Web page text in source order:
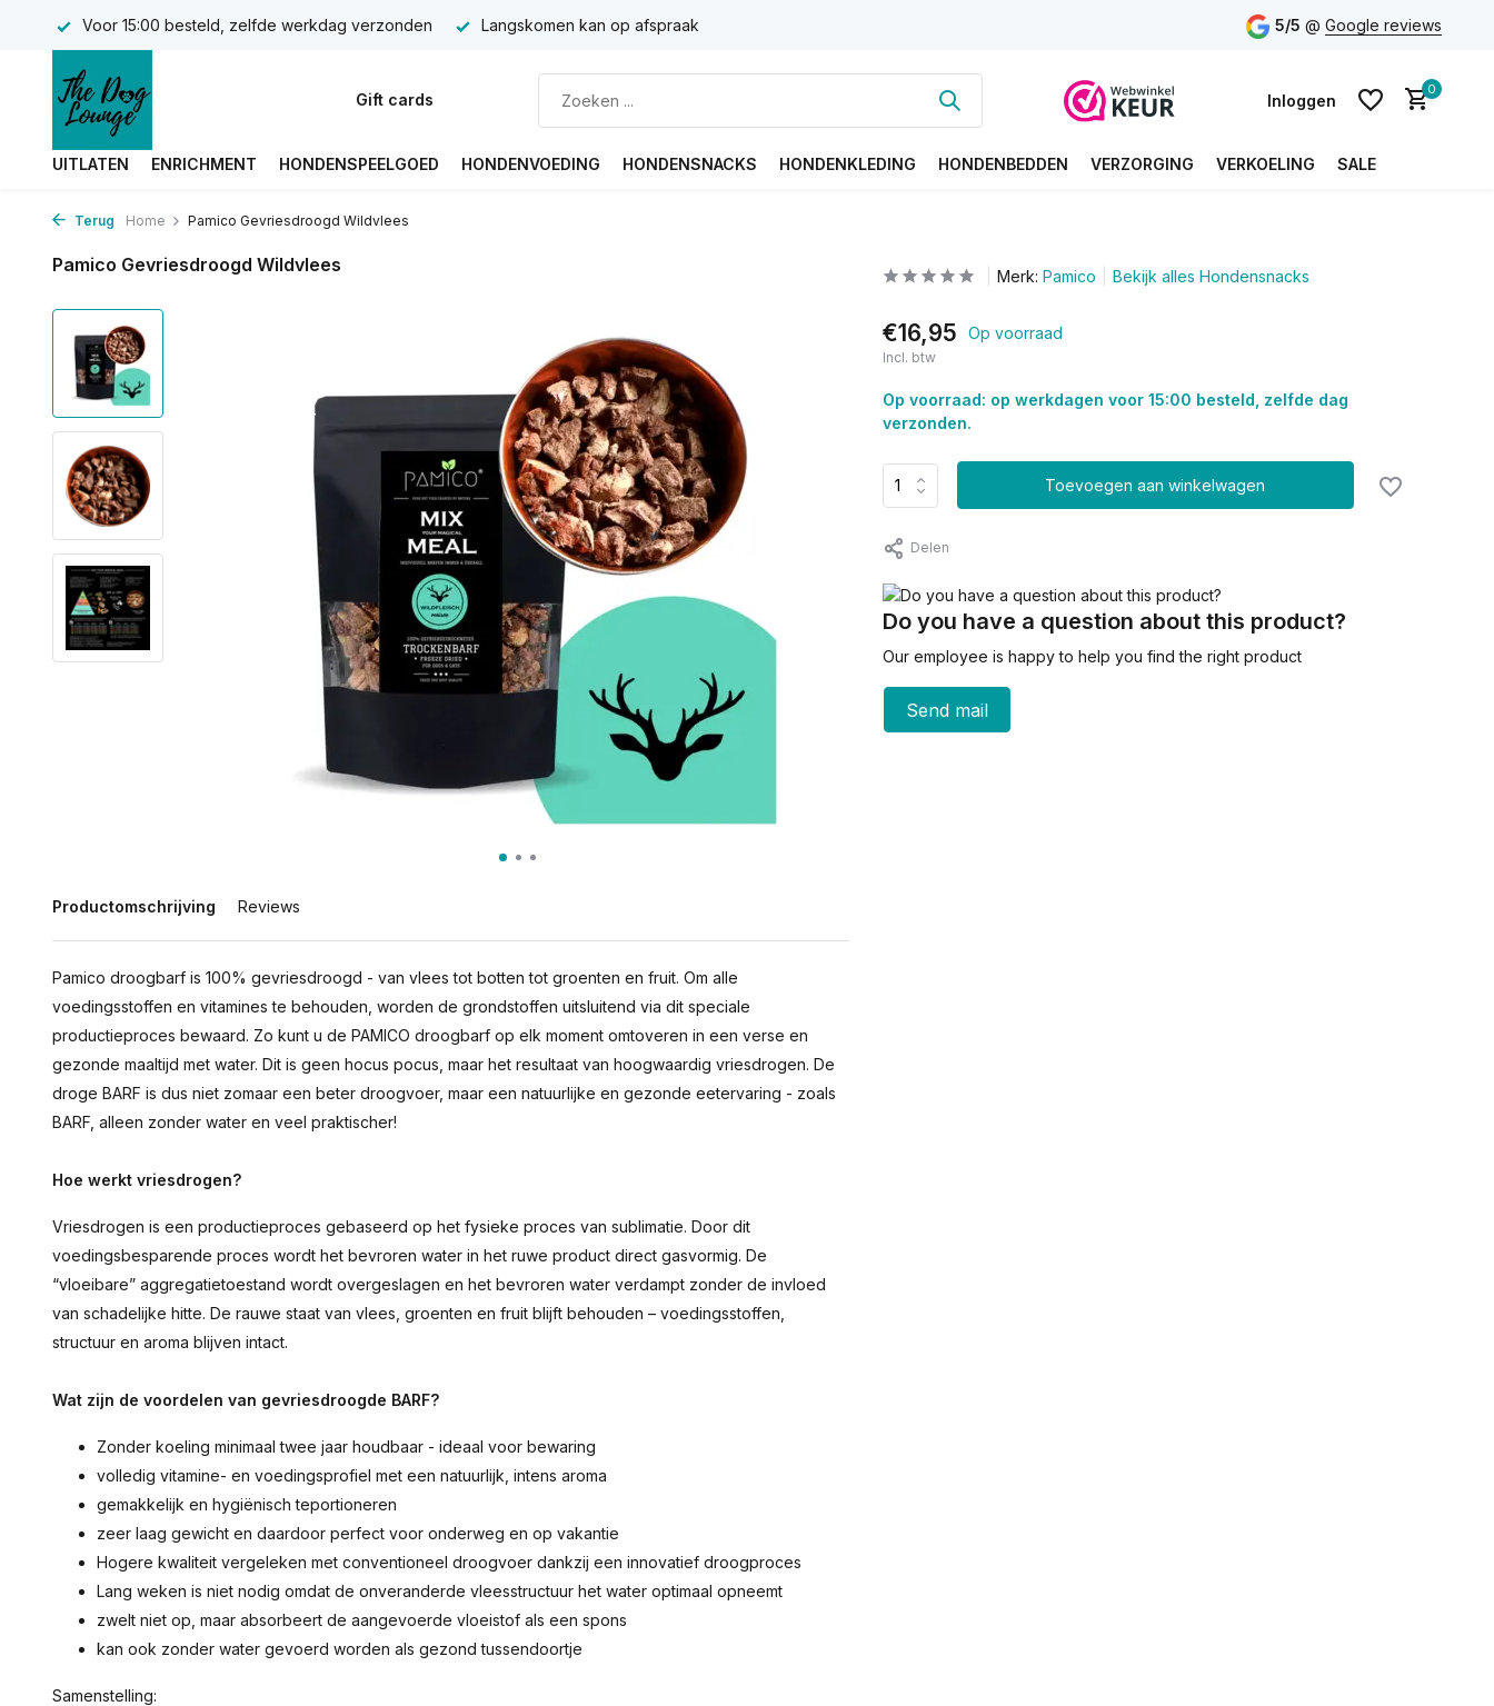
Voor 15:00 besteld, zelfde werkdag verzonden Langskomen kan op afspraak 5/5 @ Google reviews
Gift cards Inloggen
0
UITLATEN ENRICHMENT HONDENSPEELGOED HONDENVOEDING HONDENSNACKS HONDENKLEDING HONDENBEDDEN VERZORGING VERKOELING SALE
Terug Home Pamico Gevriesdroogd Wildvlees
Pamico Gevriesdroogd Wildvlees
Productomschrijving Reviews
Pamico droogbarf is 100% gevriesdroogd - van vlees tot botten tot groenten en fruit. Om alle
voedingsstoffen en vitamines te behouden, worden de grondstoffen uitsluitend via dit speciale
productieproces bewaard. Zo kunt u de PAMICO droogbarf op elk moment omtoveren in een verse en
gezonde maaltijd met water. Dit is geen hocus pocus, maar het resultaat van hoogwaardig vriesdrogen. De
droge BARF is dus niet zomaar een beter droogvoer, maar een natuurlijke en gezonde eetervaring - zoals
BARF, alleen zonder water en veel praktischer!
Hoe werkt vriesdrogen?
Vriesdrogen is een productieproces gebaseerd op het fysieke proces van sublimatie. Door dit
voedingsbesparende proces wordt het bevroren water in het ruwe product direct gasvormig. De
“vloeibare” aggregatietoestand wordt overgeslagen en het bevroren water verdampt zonder de invloed
van schadelijke hitte. De rauwe staat van vlees, groenten en fruit blijft behouden – voedingsstoffen,
structuur en aroma blijven intact.
Wat zijn de voordelen van gevriesdroogde BARF?
Zonder koeling minimaal twee jaar houdbaar - ideaal voor bewaring
volledig vitamine- en voedingsprofiel met een natuurlijk, intens aroma
gemakkelijk en hygiënisch teportioneren
zeer laag gewicht en daardoor perfect voor onderweg en op vakantie
Hogere kwaliteit vergeleken met conventioneel droogvoer dankzij een innovatief droogproces
Lang weken is niet nodig omdat de onveranderde vleesstructuur het water optimaal opneemt
zwelt niet op, maar absorbeert de aangevoerde vloeistof als een spons
kan ook zonder water gevoerd worden als gezond tussendoortje
Samenstelling:
Merk: Pamico Bekijk alles Hondensnacks
€16,95 Op voorraad
Incl. btw
Op voorraad: op werkdagen voor 15:00 besteld, zelfde dag
verzonden.
Toevoegen aan winkelwagen
Delen
Do you have a question about this product?
Our employee is happy to help you find the right product
Send mail